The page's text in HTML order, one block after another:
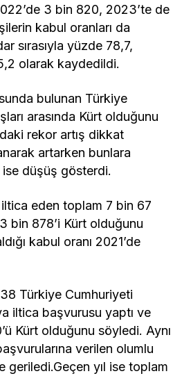
3 bin 820, 2023’te de
kabul oranları da
sırasıyla yüzde 78,7,
olarak kaydedildi.
bulunan Türkiye
arasında Kürt olduğunu
rekor artış dikkat
artarken bunlara
düşüş gösterdi.
iltica eden toplam 7 bin 67
bin 878’i Kürt olduğunu
kabul oranı 2021’de
Türkiye Cumhuriyeti
iltica başvurusu yaptı ve
Kürt olduğunu söyledi. Aynı
verilen olumlu
geriledi.Geçen yıl ise toplam